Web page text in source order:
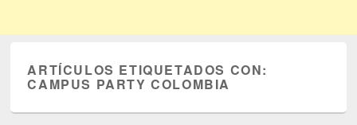
ARTÍCULOS ETIQUETADOS CON:
CAMPUS PARTY COLOMBIA